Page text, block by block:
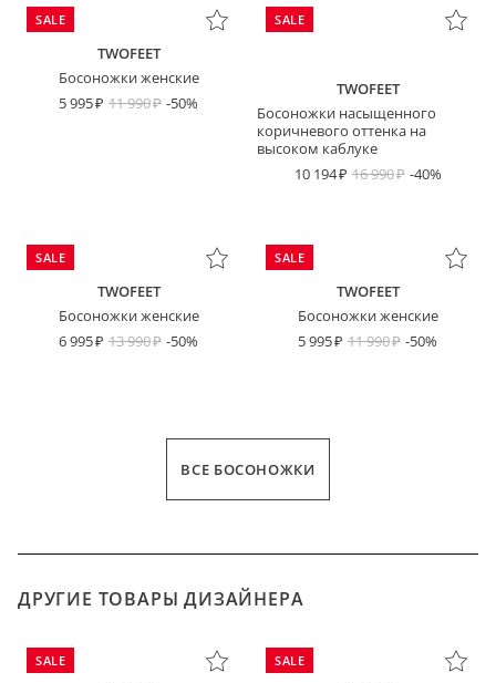
SALE
TWOFEET
Босоножки женские
5 995
11 990 -50%
SALE
TWOFEET
Босоножки насыщенного
коричневого оттенка на
высоком каблуке
10 194
16 990 -40%
SALE
TWOFEET
Босоножки женские
6 995
13 990 -50%
SALE
TWOFEET
Босоножки женские
5 995
11 990 -50%
ВСЕ БОСОНОЖКИ
ДРУГИЕ ТОВАРЫ ДИЗАЙНЕРА
SALE SALE